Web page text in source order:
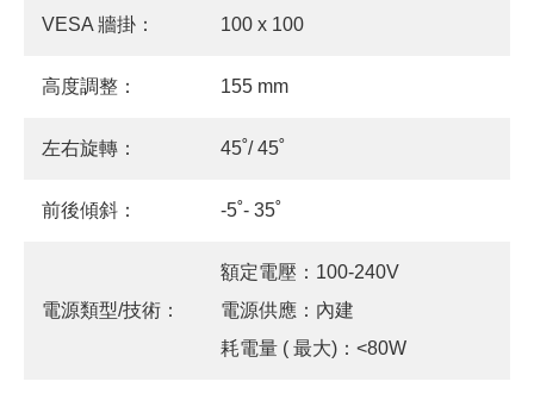
VESA 牆掛： 100 x 100
高度調整： 155 mm
左右旋轉： 45˚/ 45˚
前後傾斜： -5˚- 35˚
電源類型/技術：
額定電壓：100-240V
電源供應：內建
耗電量 ( 最大)：<80W